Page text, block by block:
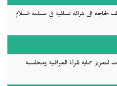
إلى شراكة نسائية في صناعة السلام
لتعزيز حماية المرأة العراقية ومحاسبة